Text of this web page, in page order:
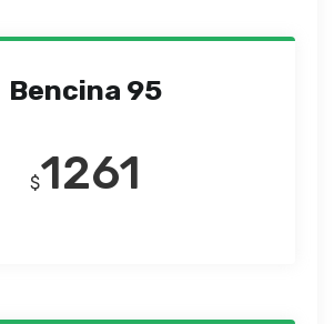
Bencina 95
$1261